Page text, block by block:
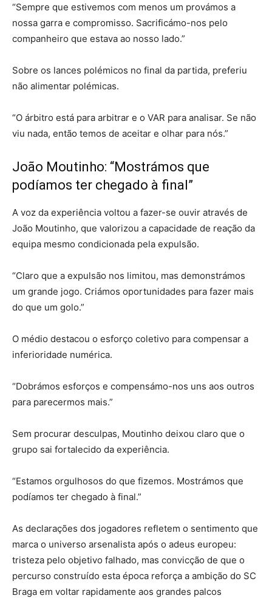
“Sempre que estivemos com menos um provámos a
nossa garra e compromisso. Sacrificámo-nos pelo
companheiro que estava ao nosso lado.”
Sobre os lances polémicos no final da partida, preferiu
não alimentar polémicas.
“O árbitro está para arbitrar e o VAR para analisar. Se não
viu nada, então temos de aceitar e olhar para nós.”
João Moutinho: “Mostrámos que
podíamos ter chegado à final”
A voz da experiência voltou a fazer-se ouvir através de
João Moutinho, que valorizou a capacidade de reação da
equipa mesmo condicionada pela expulsão.
“Claro que a expulsão nos limitou, mas demonstrámos
um grande jogo. Criámos oportunidades para fazer mais
do que um golo.”
O médio destacou o esforço coletivo para compensar a
inferioridade numérica.
“Dobrámos esforços e compensámo-nos uns aos outros
para parecermos mais.”
Sem procurar desculpas, Moutinho deixou claro que o
grupo sai fortalecido da experiência.
“Estamos orgulhosos do que fizemos. Mostrámos que
podíamos ter chegado à final.”
As declarações dos jogadores refletem o sentimento que
marca o universo arsenalista após o adeus europeu:
tristeza pelo objetivo falhado, mas convicção de que o
percurso construído esta época reforça a ambição do SC
Braga em voltar rapidamente aos grandes palcos